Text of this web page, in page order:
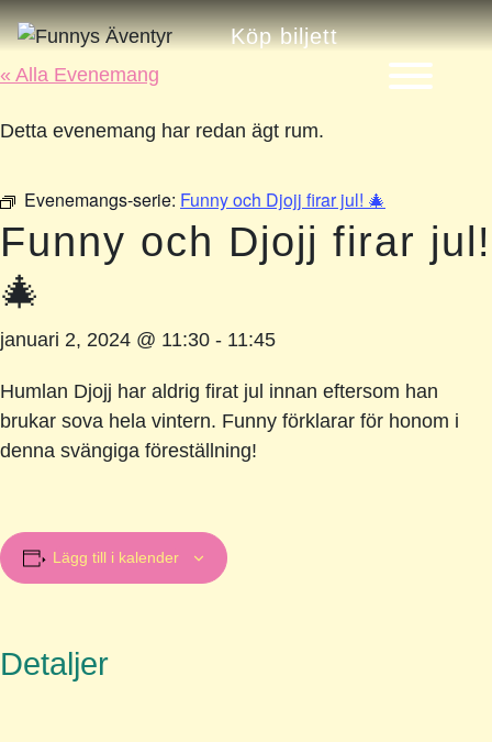
Köp biljett
« Alla Evenemang
Detta evenemang har redan ägt rum.
Evenemangs-serie: Funny och Djojj firar jul! 🎄
Funny och Djojj firar jul!
🎄
januari 2, 2024 @ 11:30 - 11:45
Humlan Djojj har aldrig firat jul innan eftersom han
brukar sova hela vintern. Funny förklarar för honom i
denna svängiga föreställning!
Lägg till i kalender
Detaljer